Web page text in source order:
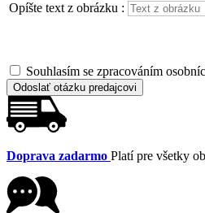
Opíšte text z obrázku :
Souhlasím se zpracováním
Odoslať otázku predajcovi
Doprava zadarmo Platí pre všetky